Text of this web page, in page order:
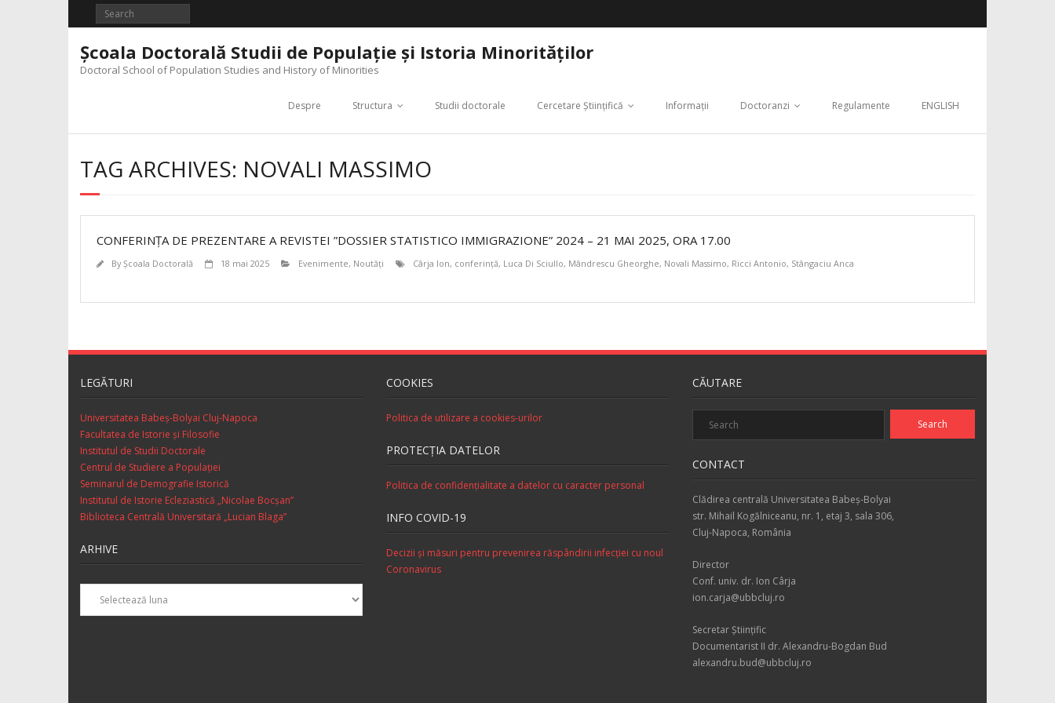
Şcoala Doctorală Studii de Populaţie şi Istoria Minorităţilor
Doctoral School of Population Studies and History of Minorities
Despre Structura Studii doctorale Cercetare Ştiinţifică Informaţii Doctoranzi Regulamente ENGLISH
TAG ARCHIVES: NOVALI MASSIMO
CONFERINȚA DE PREZENTARE A REVISTEI ”DOSSIER STATISTICO IMMIGRAZIONE” 2024 – 21 MAI 2025, ORA 17.00
ByŞcoala Doctorală 18 mai 2025 Evenimente, Noutăţi Cârja Ion, conferinţă, Luca Di Sciullo, Mândrescu Gheorghe, Novali Massimo, Ricci Antonio, Stângaciu Anca
LEGĂTURI
Universitatea Babeș-Bolyai Cluj-Napoca
Facultatea de Istorie şi Filosofie
Institutul de Studii Doctorale
Centrul de Studiere a Populaţiei
Seminarul de Demografie Istorică
Institutul de Istorie Ecleziastică „Nicolae Bocşan”
Biblioteca Centrală Universitară „Lucian Blaga”
ARHIVE
Arhive
COOKIES
Politica de utilizare a cookies-urilor
PROTECŢIA DATELOR
Politica de confidenţialitate a datelor cu caracter personal
INFO COVID-19
Decizii şi măsuri pentru prevenirea răspândirii infecţiei cu noul
Coronavirus
CĂUTARE
CONTACT
Clădirea centrală Universitatea Babeş-Bolyai
str. Mihail Kogălniceanu, nr. 1, etaj 3, sala 306,
Cluj-Napoca, România
Director
Conf. univ. dr. Ion Cârja
ion.carja@ubbcluj.ro
Secretar Ştiinţific
Documentarist II dr. Alexandru-Bogdan Bud
alexandru.bud@ubbcluj.ro